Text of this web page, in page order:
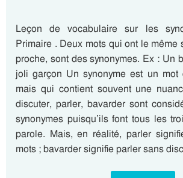
Leçon de vocabulaire sur les
Primaire . Deux mots qui ont le même
proche, sont des synonymes. Ex : Un
joli garçon Un synonyme est un mot
mais qui contient souvent une
discuter, parler, bavarder sont
synonymes puisqu’ils font tous les
parole. Mais, en réalité, parler
mots ; bavarder signifie parler sans